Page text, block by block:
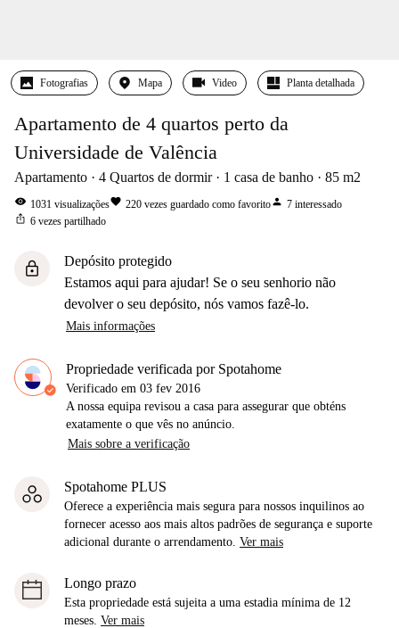
Fotografias Mapa Video Planta detalhada
Apartamento de 4 quartos perto da
Universidade de Valência
Apartamento 4 Quartos de dormir 1 casa de banho 85 m2
visibility 1031 visualizaçõesfavorite 220 vezes guardado como favoritoperson 7 interessado
ios_share 6 vezes partilhado
lock
Depósito protegido
Estamos aqui para ajudar! Se o seu senhorio não
devolver o seu depósito, nós vamos fazê-lo.
Mais informações
Propriedade verificada por Spotahome
Verificado em 03 fev 2016
A nossa equipa revisou a casa para assegurar que obténs
exatamente o que vês no anúncio.
Mais sobre a verificação
Spotahome PLUS
Oferece a experiência mais segura para nossos inquilinos ao
fornecer acesso aos mais altos padrões de segurança e suporte
adicional durante o arrendamento. Ver mais
Longo prazo
Esta propriedade está sujeita a uma estadia mínima de 12
meses. Ver mais